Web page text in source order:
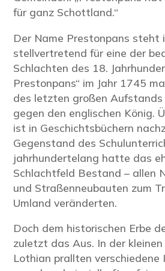
für ganz Schottland.“
Der Name Prestonpans steht
stellvertretend für eine der
Schlachten des 18.
Prestonpans“ im Jahr 1745
des letzten großen
gegen den englischen König.
ist in Geschichtsbüchern
Gegenstand des
jahrhundertelang hatte das
Schlachtfeld Bestand – allen
und Straßenneubauten zum
Umland veränderten.
Doch dem historischen Erbe
zuletzt das Aus. In der
Lothian prallten verschiedene